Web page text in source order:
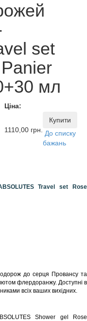
set
мл
Ціна:
1110,00 грн.
Купити
До списку
бажань
Travel set Rose
до серця Провансу та
флердоранжу. Доступні в
всіх ваших вихідних.
Shower gel Rose